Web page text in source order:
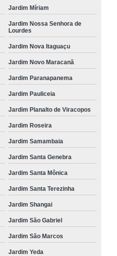
Jardim Míriam
Jardim Nossa Senhora de
Lourdes
Jardim Nova Itaguaçu
Jardim Novo Maracanã
Jardim Paranapanema
Jardim Pauliceia
Jardim Planalto de Viracopos
Jardim Roseira
Jardim Samambaia
Jardim Santa Genebra
Jardim Santa Mônica
Jardim Santa Terezinha
Jardim Shangai
Jardim São Gabriel
Jardim São Marcos
Jardim Yeda